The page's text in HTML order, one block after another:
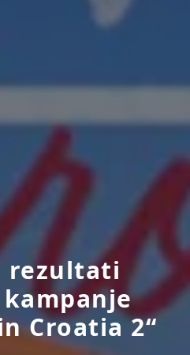
rezultati
Croatia 2“